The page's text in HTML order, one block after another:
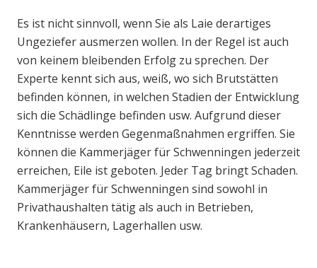
Es ist nicht sinnvoll, wenn Sie als Laie derartiges
Ungeziefer ausmerzen wollen. In der Regel ist auch
von keinem bleibenden Erfolg zu sprechen. Der
Experte kennt sich aus, weiß, wo sich Brutstätten
befinden können, in welchen Stadien der Entwicklung
sich die Schädlinge befinden usw. Aufgrund dieser
Kenntnisse werden Gegenmaßnahmen ergriffen. Sie
können die Kammerjäger für Schwenningen jederzeit
erreichen, Eile ist geboten. Jeder Tag bringt Schaden.
Kammerjäger für Schwenningen sind sowohl in
Privathaushalten tätig als auch in Betrieben,
Krankenhäusern, Lagerhallen usw.